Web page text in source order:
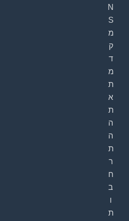
N
S
מ
ק
ד
מ
ת
א
ת
ה
ה
ת
ר
ח
ב
ו
ת